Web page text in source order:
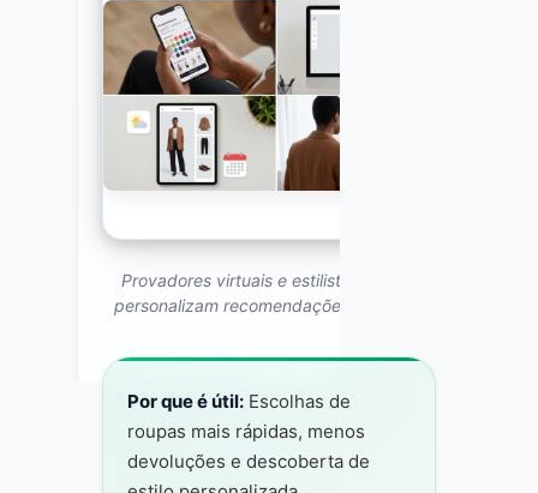
Provadores virtuais e estilistas com IA
personalizam recomendações de moda
Por que é útil: Escolhas de
roupas mais rápidas, menos
devoluções e descoberta de